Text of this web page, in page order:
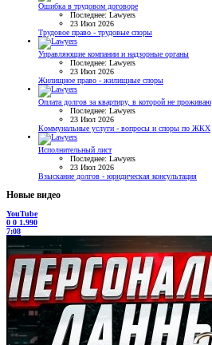
Ошибка в трудовом договоре
Последнее: Lawyers
23 Июл 2026
Трудовое право - трудовые споры
Управляющие компании и надзорные органы
Последнее: Lawyers
23 Июл 2026
Жилищное право - жилищные споры
Оплата долгов за квартиру, в которой не проживаю
Последнее: Lawyers
23 Июл 2026
Коммунальные услуги - вопросы и споры по ЖКХ
Исполнительный лист
Последнее: Lawyers
23 Июл 2026
Взыскание долгов - юридическая консультация
Новые видео
YouTube
0 0 1.990
7:08